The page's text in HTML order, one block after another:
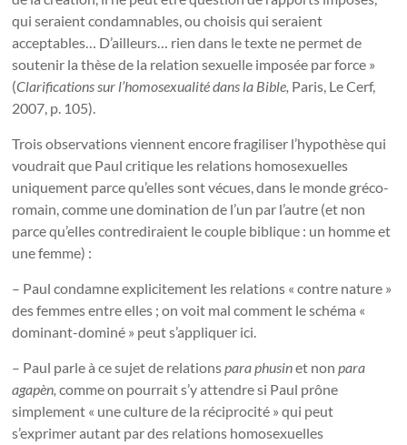
qui seraient condamnables, ou choisis qui seraient
acceptables… D’ailleurs… rien dans le texte ne permet de
soutenir la thèse de la relation sexuelle imposée par force »
(Clarifications sur l’homosexualité dans la Bible, Paris, Le Cerf,
2007, p. 105).
Trois observations viennent encore fragiliser l’hypothèse qui
voudrait que Paul critique les relations homosexuelles
uniquement parce qu’elles sont vécues, dans le monde gréco-
romain, comme une domination de l’un par l’autre (et non
parce qu’elles contrediraient le couple biblique : un homme et
une femme) :
– Paul condamne explicitement les relations « contre nature »
des femmes entre elles ; on voit mal comment le schéma «
dominant-dominé » peut s’appliquer ici.
– Paul parle à ce sujet de relationspara phusinet nonpara
agapèn,comme on pourrait s’y attendre si Paul prône
simplement « une culture de la réciprocité » qui peut
s’exprimer autant par des relations homosexuelles